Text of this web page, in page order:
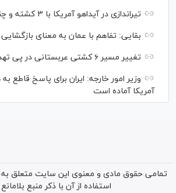
تیراندازی در آیداهو آمریکا با ۳ کشته و چند زخمی
بقایی: تفاهم با عمان به معنای
تغییر مسیر ۶ کشتی عربستانی در پی تهدید ارتش یمن
وزیر امور خارجه: ایران برای پاسخ قاطع
آمریکا آماده است
تمامی حقوق مادی و معنوی این سایت متعلق به
استفاده از آن با ذکر منبع